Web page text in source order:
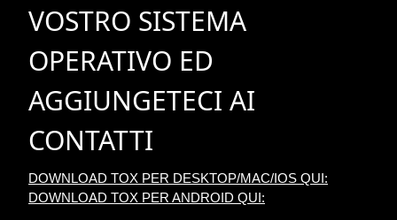
VOSTRO SISTEMA
OPERATIVO ED
AGGIUNGETECI AI
CONTATTI
DOWNLOAD TOX PER DESKTOP/MAC/IOS QUI:
DOWNLOAD TOX PER ANDROID QUI: